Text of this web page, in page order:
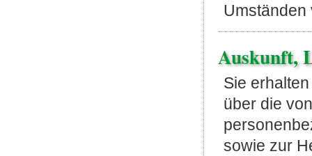
Umständen
Auskunft,
Sie
über die
sowie zur